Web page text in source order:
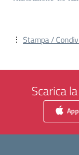
Stampa /
Scarica